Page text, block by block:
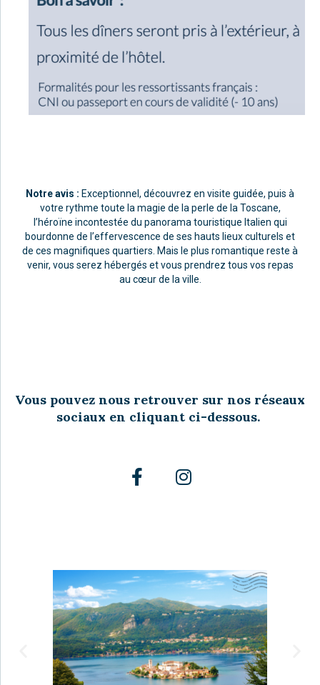
Notre avis : Exceptionnel, découvrez en visite guidée, puis à
votre rythme toute la magie de la perle de la Toscane,
l’héroïne incontestée du panorama touristique Italien qui
bourdonne de l’effervescence de ses hauts lieux culturels et
de ces magnifiques quartiers. Mais le plus romantique reste à
venir, vous serez hébergés et vous prendrez tous vos repas
au cœur de la ville.
Vous pouvez nous retrouver sur nos réseaux
sociaux en cliquant ci-dessous.